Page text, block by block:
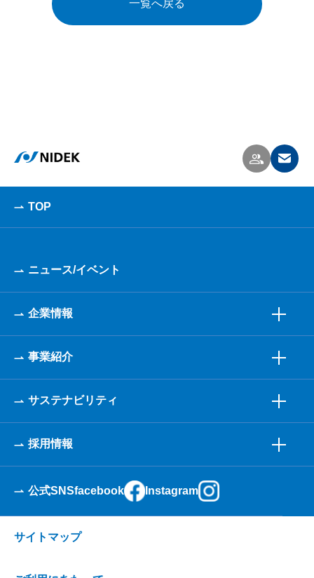
一覧へ戻る
TOP
ニュース/イベント
企業情報
事業紹介
サステナビリティ
採用情報
公式SNSfacebook Instagram
サイトマップ